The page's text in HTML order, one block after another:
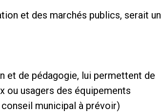
et des marchés publics, serait un
et de pédagogie, lui permettent de
ou usagers des équipements
municipal à prévoir)